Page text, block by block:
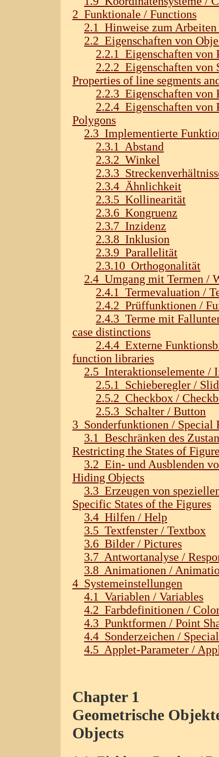
2 Funktionale / Functions
2.1 Hinweise zum
2.2 Eigenschaften von
2.2.1 Eigenschaften von
2.2.2 Eigenschaften von
Properties of line segments
2.2.3 Eigenschaften von
2.2.4 Eigenschaften von
Polygons
2.3 Implementierte
2.3.1 Abstand
2.3.2 Winkel
2.3.3
2.3.4 Ähnlichkeit
2.3.5 Kollinearität
2.3.6 Kongruenz
2.3.7 Inzidenz
2.3.8 Inklusion
2.3.9 Parallelität
2.3.10 Orthogonalität
2.4 Umgang mit Termen /
2.4.1 Termevaluation /
2.4.2 Prüffunktionen /
2.4.3 Terme mit
case distinctions
2.4.4 Externe
function libraries
2.5 Interaktionselemente /
2.5.1 Schieberegler /
2.5.2 Checkbox /
2.5.3 Schalter / Button
3 Sonderfunktionen / Special
3.1 Beschränken des
Restricting the States of
3.2 Ein- und Ausblenden
Hiding Objects
3.3 Erzeugen von
Specific States of the Figures
3.4 Hilfen / Help
3.5 Textfenster / Textbox
3.6 Bilder / Pictures
3.7 Antwortanalyse /
3.8 Animationen /
4 Systemeinstellungen
4.1 Variablen / Variables
4.2 Farbdefinitionen /
4.3 Punktformen / Point
4.4 Sonderzeichen /
4.5 Applet-Parameter /
Chapter 1
Geometrische
Objects